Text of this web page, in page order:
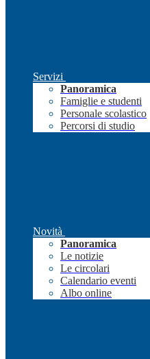
Servizi
Panoramica
Famiglie e studenti
Personale scolastico
Percorsi di studio
Novità
Panoramica
Le notizie
Le circolari
Calendario eventi
Albo online